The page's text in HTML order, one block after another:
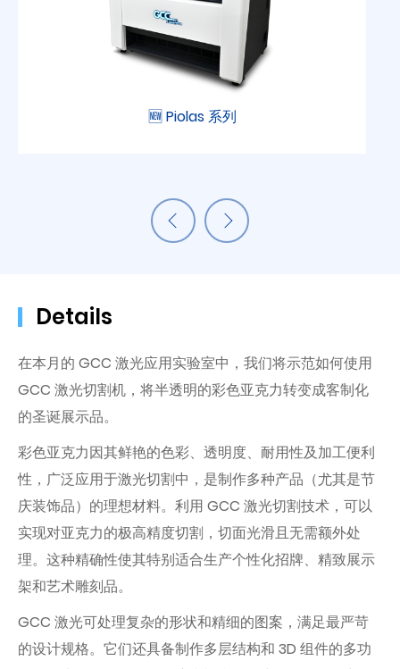
🆕 Piolas 系列
Details
在本月的 GCC 激光应用实验室中，我们将示范如何使用
GCC 激光切割机，将半透明的彩色亚克力转变成客制化
的圣诞展示品。
彩色亚克力因其鲜艳的色彩、透明度、耐用性及加工便利
性，广泛应用于激光切割中，是制作多种产品（尤其是节
庆装饰品）的理想材料。利用 GCC 激光切割技术，可以
实现对亚克力的极高精度切割，切面光滑且无需额外处
理。这种精确性使其特别适合生产个性化招牌、精致展示
架和艺术雕刻品。
GCC 激光可处理复杂的形状和精细的图案，满足最严苛
的设计规格。它们还具备制作多层结构和 3D 组件的多功